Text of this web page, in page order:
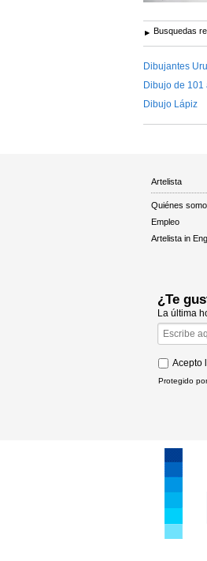
Busquedas
Dibujantes
Dibujo de 101
Dibujo Lápiz
Artelista
Quiénes
Empleo
Artelista in
¿Te
La última
Acepto
Protegido